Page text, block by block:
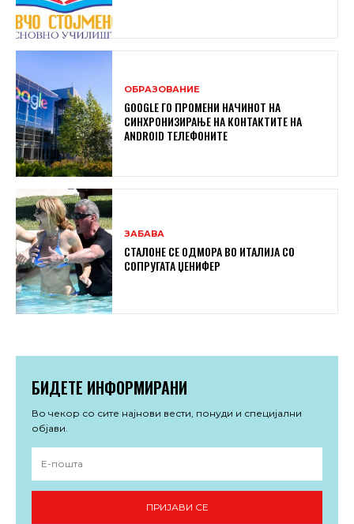
ОБРАЗОВАНИЕ
GOOGLE ГО ПРОМЕНИ НАЧИНОТ НА
СИНХРОНИЗИРАЊЕ НА КОНТАКТИТЕ НА
ANDROID ТЕЛЕФОНИТЕ
ЗАБАВА
СТАЛОНЕ СЕ ОДМОРА ВО ИТАЛИЈА СО
СОПРУГАТА ЏЕНИФЕР
БИДЕТЕ ИНФОРМИРАНИ
Во чекор со сите најнови вести, понуди и специјални
објави.
ПРИЈАВИ СЕ